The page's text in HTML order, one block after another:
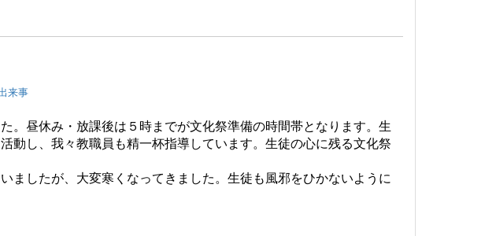
来事
。昼休み・放課後は５時までが文化祭準備の時間帯となります。生
動し、我々教職員も精一杯指導しています。生徒の心に残る文化祭
ましたが、大変寒くなってきました。生徒も風邪をひかないように